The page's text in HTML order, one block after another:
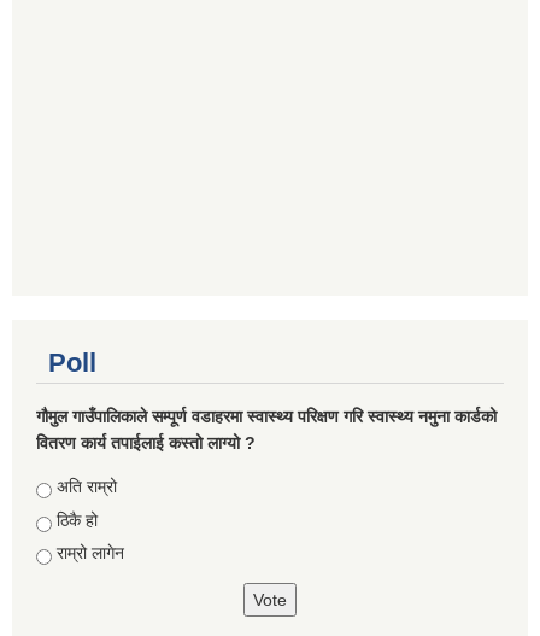
Poll
गौमुल गाउँपालिकाले सम्पूर्ण वडाहरमा स्वास्थ्य परिक्षण गरि स्वास्थ्य नमुना कार्डको
वितरण कार्य तपाईलाई कस्तो लाग्यो ?
Choices
अति राम्रो
ठिकै हो
राम्रो लागेन